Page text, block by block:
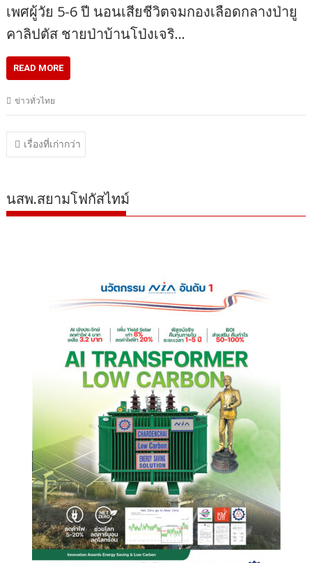
เพศผู้วัย 5-6 ปี นอนเสียชีวิตจมกองเลือดกลางป่ายู
คาลิปตัส ชายป่าบ้านโป่งเจริ…
READ MORE
ข่าวทั่วไทย
แนะแนว
เรื่อง
เรื่องที่เก่ากว่า
นสพ.สยามโฟกัสไทม์